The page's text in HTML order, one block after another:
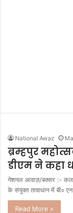
National Awaz
ब्रम्हपुर
डीएम ने कहा
नेशनल आवाज़/बक्सर :- कला
के संयुक्त तत्वाधान में बी०
Read More »